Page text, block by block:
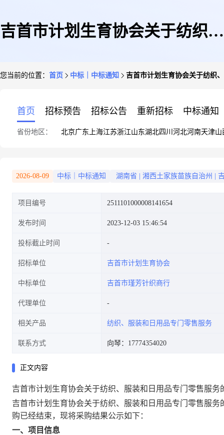
吉首市计划生育协会关于纺织、
您当前的位置： 首页 中标｜中标通知 吉首市计划生育协会关于纺织
首页 招标预告 招标公告 重新招标 中标通知
省份地区： 北京广东 上海江苏浙江山东湖北四川 河北河南天津山
2026-08-09 中标｜中标通知 湖南省 湘西土家族苗族自治州
项目编号 2511101000008141654
发布时间 2023-12-03 15:46:54
投标截止时间
招标单位 吉首市计划生育协会
中标单位 吉首市瑾芳针织商行
代理单位
相关产品 纺织、服装和日用品专门零售服务
联系方式 向琴：17774354020
正文内容
吉首市计划生育协会关于纺织、服装和日用品专门零售服务
吉首市计划生育协会关于纺织、服装和日用品专门零售服务
购已经结束，现将采购结果公示如下：
一、项目信息